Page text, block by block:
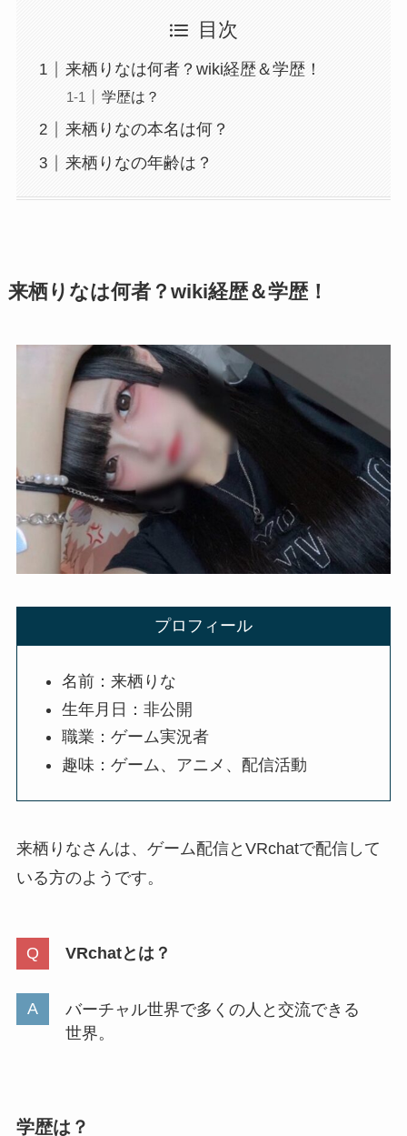
目次
来栖りなは何者？wiki経歴＆学歴！
学歴は？
来栖りなの本名は何？
来栖りなの年齢は？
来栖りなは何者？wiki経歴＆学歴！
プロフィール
名前：来栖りな
生年月日：非公開
職業：ゲーム実況者
趣味：ゲーム、アニメ、配信活動
来栖りなさんは、ゲーム配信とVRchatで配信して
いる方のようです。
VRchatとは？
バーチャル世界で多くの人と交流できる
世界。
学歴は？